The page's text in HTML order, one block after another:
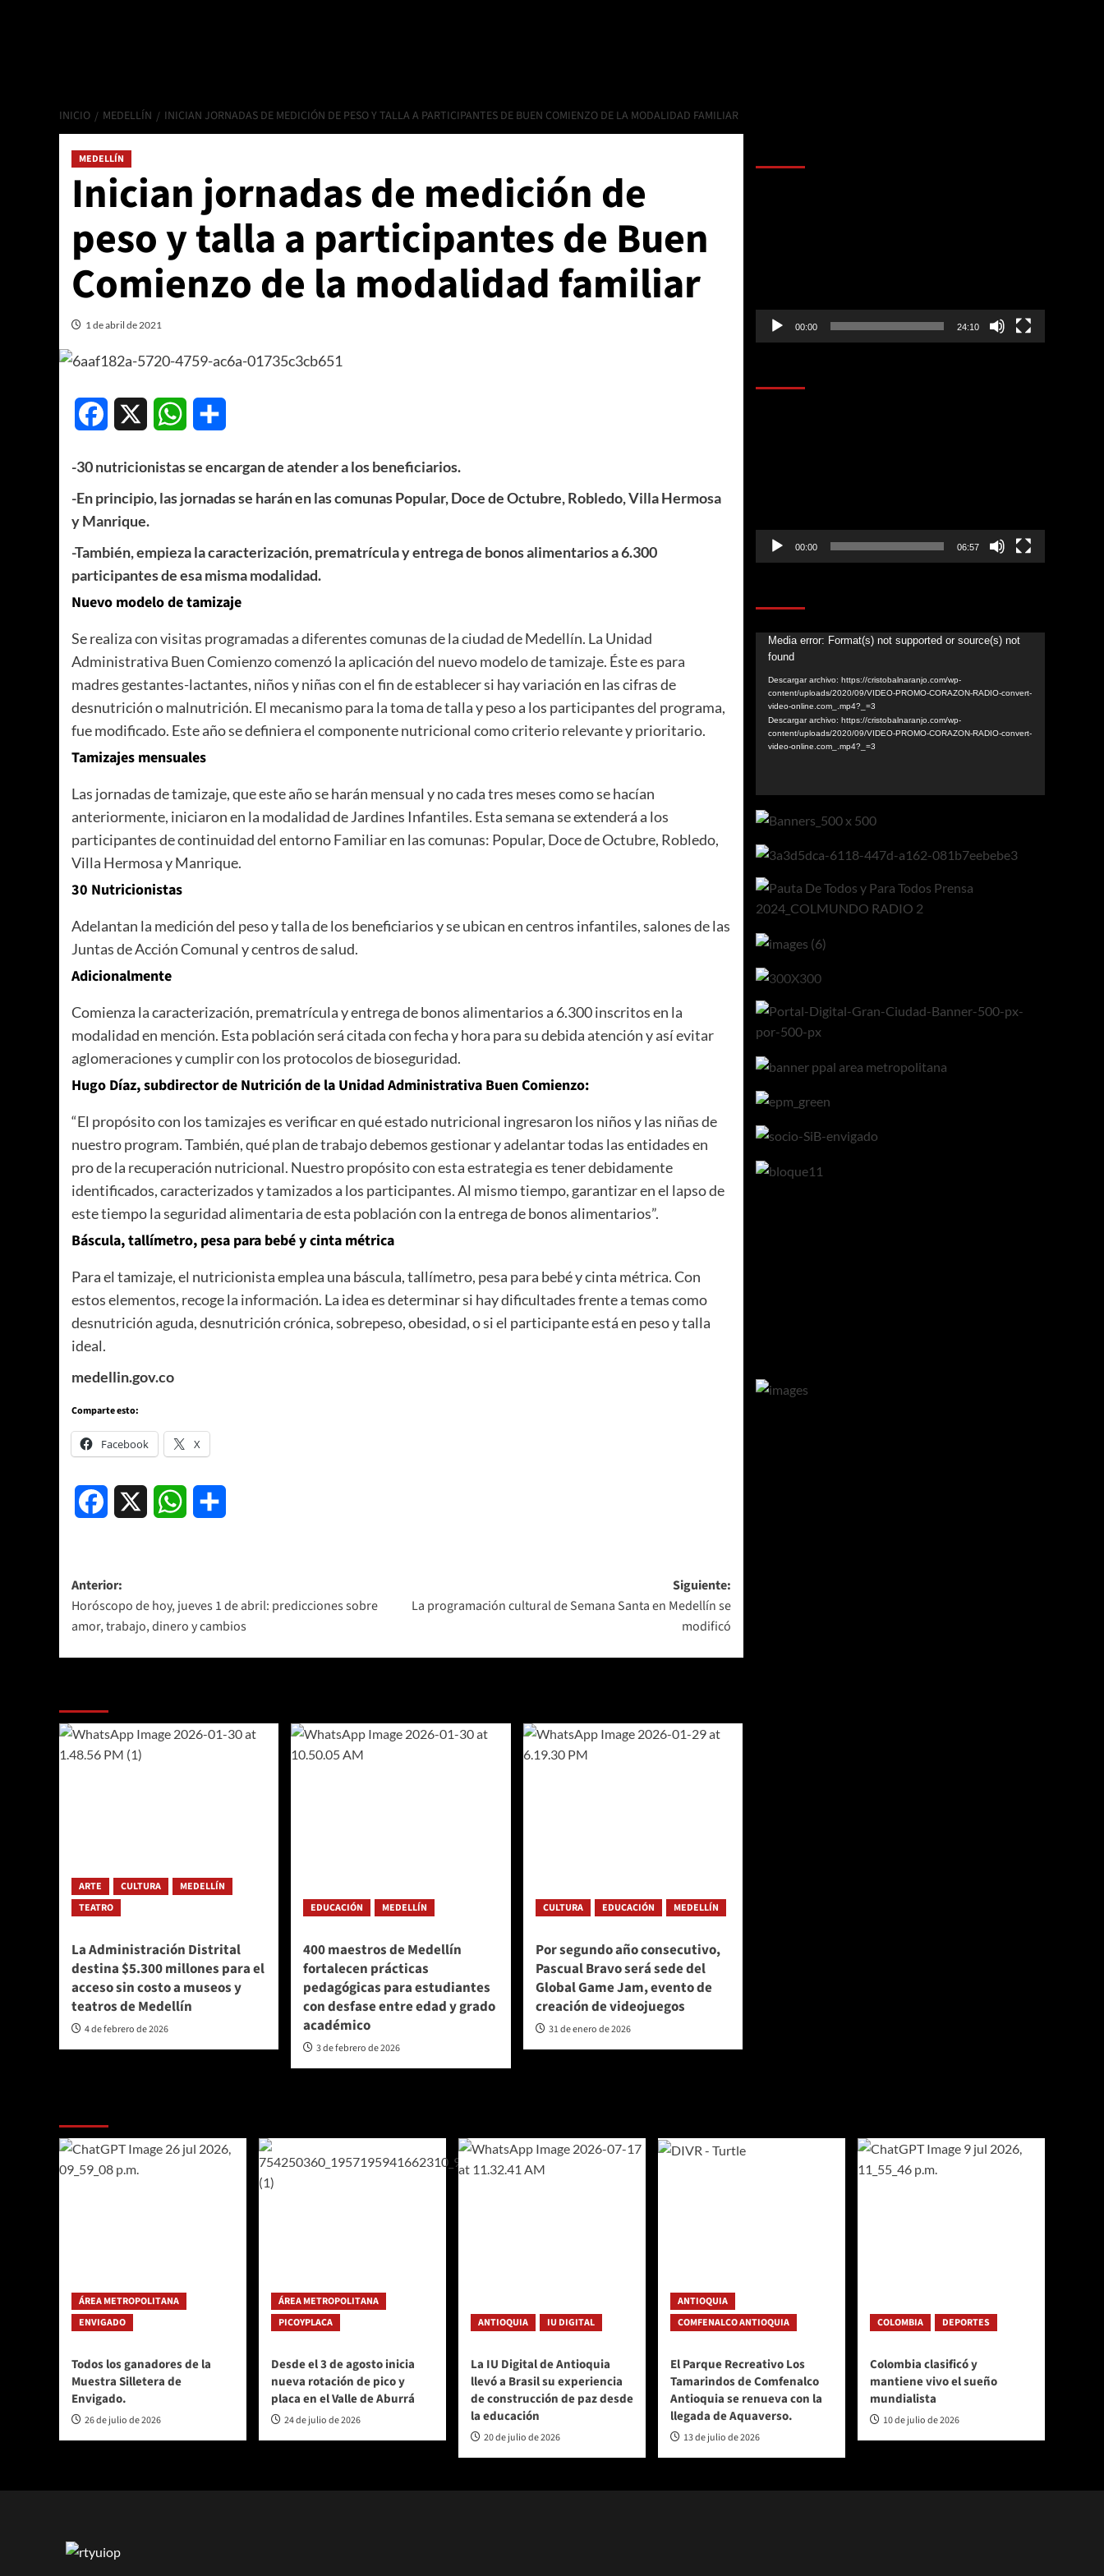
INICIO MEDELLÍN INICIAN JORNADAS DE MEDICIÓN DE PESO Y TALLA A PARTICIPANTES DE BUEN COMIENZO DE LA MODALIDAD FAMILIAR
MEDELLÍN
Inician jornadas de medición de
peso y talla a participantes de Buen
Comienzo de la modalidad familiar
1 de abril de 2021
Facebook WhatsApp
-30 nutricionistas se encargan de atender a los beneficiarios.
-En principio, las jornadas se harán en las comunas Popular, Doce de Octubre, Robledo, Villa Hermosa
y Manrique.
-También, empieza la caracterización, prematrícula y entrega de bonos alimentarios a 6.300
participantes de esa misma modalidad.
Nuevo modelo de tamizaje
Se realiza con visitas programadas a diferentes comunas de la ciudad de Medellín. La Unidad
Administrativa Buen Comienzo comenzó la aplicación del nuevo modelo de tamizaje. Éste es para
madres gestantes-lactantes, niños y niñas con el fin de establecer si hay variación en las cifras de
desnutrición o malnutrición. El mecanismo para la toma de talla y peso a los participantes del programa,
fue modificado. Este año se definiera el componente nutricional como criterio relevante y prioritario.
Tamizajes mensuales
Las jornadas de tamizaje, que este año se harán mensual y no cada tres meses como se hacían
anteriormente, iniciaron en la modalidad de Jardines Infantiles. Esta semana se extenderá a los
participantes de continuidad del entorno Familiar en las comunas: Popular, Doce de Octubre, Robledo,
Villa Hermosa y Manrique.
30 Nutricionistas
Adelantan la medición del peso y talla de los beneficiarios y se ubican en centros infantiles, salones de las
Juntas de Acción Comunal y centros de salud.
Adicionalmente
Comienza la caracterización, prematrícula y entrega de bonos alimentarios a 6.300 inscritos en la
modalidad en mención. Esta población será citada con fecha y hora para su debida atención y así evitar
aglomeraciones y cumplir con los protocolos de bioseguridad.
Hugo Díaz, subdirector de Nutrición de la Unidad Administrativa Buen Comienzo:
“El propósito con los tamizajes es verificar en qué estado nutricional ingresaron los niños y las niñas de
nuestro program. También, qué plan de trabajo debemos gestionar y adelantar todas las entidades en
pro de la recuperación nutricional. Nuestro propósito con esta estrategia es tener debidamente
identificados, caracterizados y tamizados a los participantes. Al mismo tiempo, garantizar en el lapso de
este tiempo la seguridad alimentaria de esta población con la entrega de bonos alimentarios”.
Báscula, tallímetro, pesa para bebé y cinta métrica
Para el tamizaje, el nutricionista emplea una báscula, tallímetro, pesa para bebé y cinta métrica. Con
estos elementos, recoge la información. La idea es determinar si hay dificultades frente a temas como
desnutrición aguda, desnutrición crónica, sobrepeso, obesidad, o si el participante está en peso y talla
ideal.
medellin.gov.co
Comparte esto:
Facebook X
Facebook WhatsApp
Navegación
de
entradas
Anterior:
Horóscopo de hoy, jueves 1 de abril: predicciones sobre
amor, trabajo, dinero y cambios
Siguiente:
La programación cultural de Semana Santa en Medellín se
modificó
ARTE CULTURA
MEDELLÍN
TEATRO
La Administración Distrital
destina $5.300 millones para el
acceso sin costo a museos y
teatros de Medellín
4 de febrero de 2026
EDUCACIÓN MEDELLÍN
400 maestros de Medellín
fortalecen prácticas
pedagógicas para estudiantes
con desfase entre edad y grado
académico
3 de febrero de 2026
CULTURA EDUCACIÓN MEDELLÍN
Por segundo año consecutivo,
Pascual Bravo será sede del
Global Game Jam, evento de
creación de videojuegos
31 de enero de 2026
00:00 24:10
00:00 06:57
Reproductor
vídeo
Media error: Format(s) not supported or source(s) not
found
Descargar archivo: https://cristobalnaranjo.com/wp-
content/uploads/2020/09/VIDEO-PROMO-CORAZON-RADIO-convert-
video-online.com_.mp4?_=3
Descargar archivo: https://cristobalnaranjo.com/wp-
content/uploads/2020/09/VIDEO-PROMO-CORAZON-RADIO-convert-
video-online.com_.mp4?_=3
ÁREA METROPOLITANA
ENVIGADO
Todos los ganadores de la
Muestra Silletera de
Envigado.
26 de julio de 2026
ÁREA METROPOLITANA
PICOYPLACA
Desde el 3 de agosto inicia
nueva rotación de pico y
placa en el Valle de Aburrá
24 de julio de 2026
ANTIOQUIA IU DIGITAL
La IU Digital de Antioquia
llevó a Brasil su experiencia
de construcción de paz desde
la educación
20 de julio de 2026
ANTIOQUIA
COMFENALCO ANTIOQUIA
El Parque Recreativo Los
Tamarindos de Comfenalco
Antioquia se renueva con la
llegada de Aquaverso.
13 de julio de 2026
COLOMBIA DEPORTES
Colombia clasificó y
mantiene vivo el sueño
mundialista
10 de julio de 2026